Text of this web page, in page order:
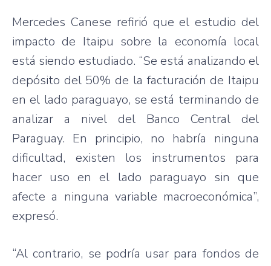
Mercedes Canese refirió que el estudio del
impacto de Itaipu sobre la economía local
está siendo estudiado. “Se está analizando el
depósito del 50% de la facturación de Itaipu
en el lado paraguayo, se está terminando de
analizar a nivel del Banco Central del
Paraguay. En principio, no habría ninguna
dificultad, existen los instrumentos para
hacer uso en el lado paraguayo sin que
afecte a ninguna variable macroeconómica”,
expresó.
“Al contrario, se podría usar para fondos de